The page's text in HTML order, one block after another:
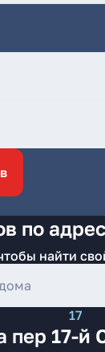
по
найти
17
17-й